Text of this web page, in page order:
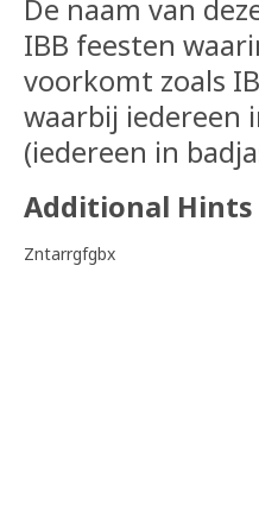
De naam van
IBB feesten
voorkomt zoals
waarbij iedereen
(iedereen in
Additional Hints
Zntarrgfgbx